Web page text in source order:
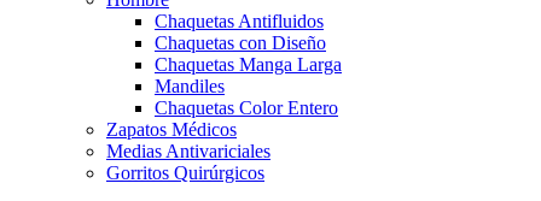
Chaquetas Antifluidos
Chaquetas con Diseño
Chaquetas Manga Larga
Mandiles
Chaquetas Color Entero
Zapatos Médicos
Medias Antivariciales
Gorritos Quirúrgicos